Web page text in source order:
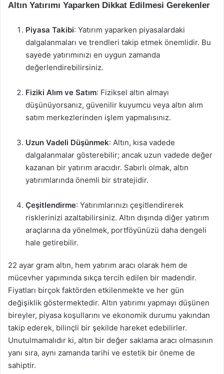
Altın Yatırımı Yaparken Dikkat Edilmesi Gerekenler
Piyasa Takibi: Yatırım yaparken piyasalardaki
dalgalanmaları ve trendleri takip etmek önemlidir. Bu
sayede yatırımınızı en uygun zamanda
değerlendirebilirsiniz.
Fiziki Alım ve Satım: Fiziksel altın almayı
düşünüyorsanız, güvenilir kuyumcu veya altın alım
satım merkezlerinden işlem yapmalısınız.
Uzun Vadeli Düşünmek: Altın, kısa vadede
dalgalanmalar gösterebilir; ancak uzun vadede değer
kazanan bir yatırım aracıdır. Sabırlı olmak, altın
yatırımlarında önemli bir stratejidir.
Çeşitlendirme: Yatırımlarınızı çeşitlendirerek
risklerinizi azaltabilirsiniz. Altın dışında diğer yatırım
araçlarına da yönelmek, portföyünüzü daha dengeli
hale getirebilir.
22 ayar gram altın, hem yatırım aracı olarak hem de
mücevher yapımında sıkça tercih edilen bir madendir.
Fiyatları birçok faktörden etkilenmekte ve her gün
değişiklik göstermektedir. Altın yatırımı yapmayı düşünen
bireyler, piyasa koşullarını ve ekonomik durumu yakından
takip ederek, bilinçli bir şekilde hareket edebilirler.
Unutulmamalıdır ki, altın bir değer saklama aracı olmasının
yanı sıra, aynı zamanda tarihi ve estetik bir öneme de
sahiptir.